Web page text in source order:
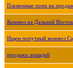
Племенные пони на
Коневоз на Дальний
Ищем попутный коневоз
продажа лошадей